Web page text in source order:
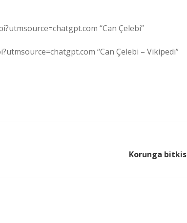
“Can Çelebi”
“Can Çelebi – Vikipedi”
Korunga